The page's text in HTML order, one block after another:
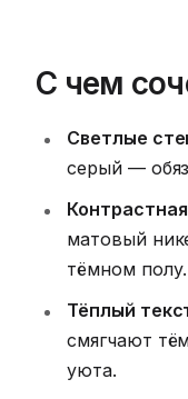
С чем
Светлые
серый —
матовый
тёмном полу.
Тёплый
смягчают
уюта.